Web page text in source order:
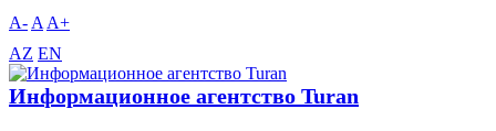
A- A A+
AZ EN
Информационное агентство Turan